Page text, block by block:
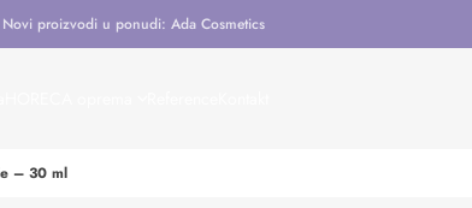
Novi proizvodi u ponudi: Ada Cosmetics
– 30 ml